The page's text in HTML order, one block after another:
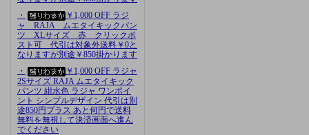
・
￥1,000 OFF ラジ
ャ RAJA ムエタイキックパン
ツ XLサイズ 赤 クリックポ
スト可 代引は対象外送料￥0と
なりますが別途￥850掛かります
・
￥1,000 OFF ラジャ
2Sサイズ RAJA ムエタイキック
パンツ 紺水色 ラジャ ワンポイ
ント シンプルデザイン 代引は別
途850円プラス あと何円で送料
無料を無視して決済画面へ進ん
でください